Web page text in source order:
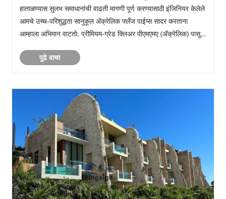
हाताळण्यास सुलभ समाधानांची वाढती मागणी पूर्ण करण्यासाठी इंजिनियर केलेले
आमचे उच्च-परिशुद्धता सानुकूल ॲक्रेलिक फ्लँज पाईप्स सादर करताना
आम्हाला अभिमान वाटतो. प्रीमियम-ग्रेड क्लिअर पीएमएमए (ॲक्रेलिक) पासून
पुढे वाचा